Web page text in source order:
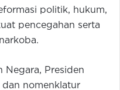
politik, hukum,
pencegahan serta
Negara, Presiden
nomenklatur